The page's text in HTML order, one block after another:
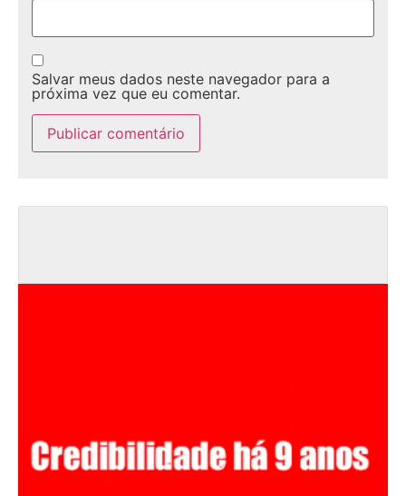
Salvar meus dados neste navegador para a
próxima vez que eu comentar.